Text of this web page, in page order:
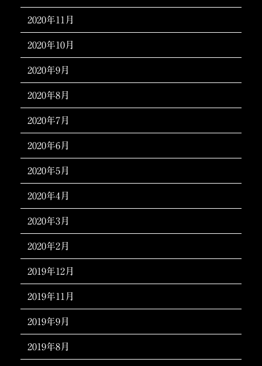
2020年11月
2020年10月
2020年9月
2020年8月
2020年7月
2020年6月
2020年5月
2020年4月
2020年3月
2020年2月
2019年12月
2019年11月
2019年9月
2019年8月